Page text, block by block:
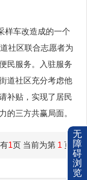
车改造成的一个
社区联合志愿者为
民服务。入驻服务
道社区充分考虑他
补贴，实现了居民
的三方共赢局面。
1页 当前为第 1 页
无
障
碍
浏
览